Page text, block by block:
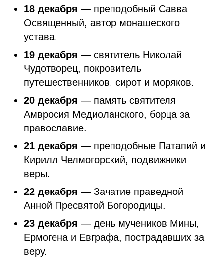
18 декабря — преподобный Савва
Освященный, автор монашеского
устава.
19 декабря — святитель Николай
Чудотворец, покровитель
путешественников, сирот и моряков.
20 декабря — память святителя
Амвросия Медиоланского, борца за
православие.
21 декабря — преподобные Патапий и
Кирилл Челмогорский, подвижники
веры.
22 декабря — Зачатие праведной
Анной Пресвятой Богородицы.
23 декабря — день мучеников Мины,
Ермогена и Евграфа, пострадавших за
веру.